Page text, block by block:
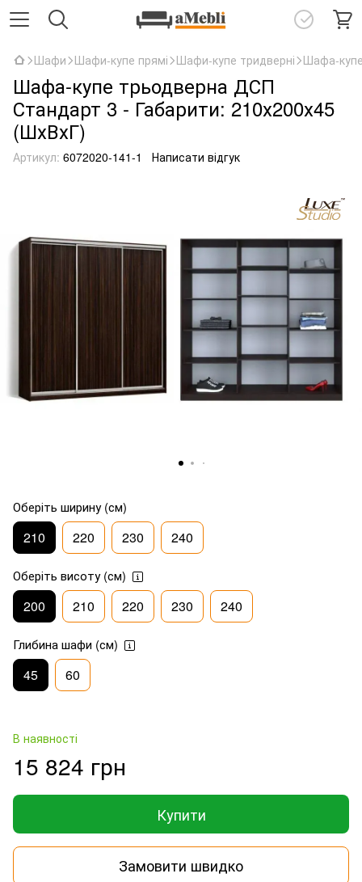
Шафи Шафи-купе прямі Шафи-купе тридверні Шафа-
Шафа-купе трьодверна ДСП
Стандарт 3 - Габарити: 210х200х45
(ШхВхГ)
Артикул: 6072020-141-1 Написати відгук
Оберіть ширину (см)
210 220 230 240
Оберіть висоту (см)
200 210 220 230 240
Глибина шафи (см)
45 60
В наявності
15 824 грн
Купити
Замовити швидко